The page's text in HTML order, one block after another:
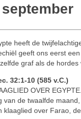
heeft de
geeft ons eerst
graf als de
32:1-10 (585 v.C.)
OVER
van de twaalfde
klaaglied over Farao,